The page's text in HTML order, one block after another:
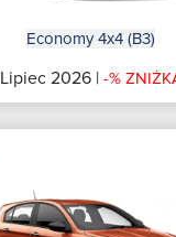
Economy 4x4 (B3)
Lipiec 2026 | -%